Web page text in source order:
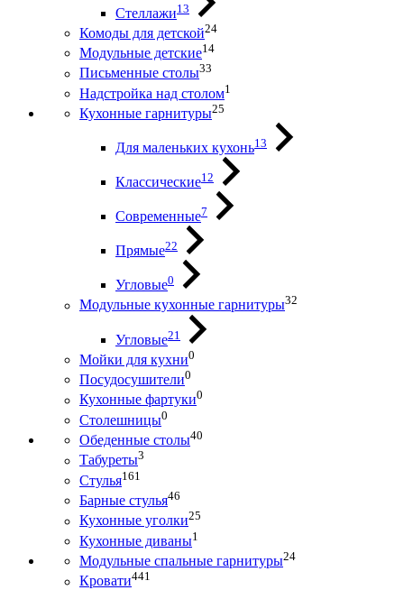
Стеллажи13
Комоды для детской24
Модульные детские14
Письменные столы33
Надстройка над столом1
Кухонные гарнитуры25
Для маленьких кухонь13
Классические12
Современные7
Прямые22
Угловые0
Модульные кухонные гарнитуры32
Угловые21
Мойки для кухни0
Посудосушители0
Кухонные фартуки0
Столешницы0
Обеденные столы40
Табуреты3
Стулья161
Барные стулья46
Кухонные уголки25
Кухонные диваны1
Модульные спальные гарнитуры24
Кровати441